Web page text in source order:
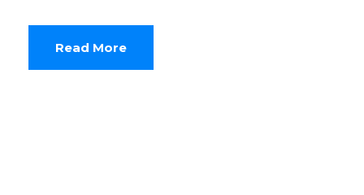
Read More